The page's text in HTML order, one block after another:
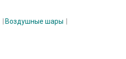
Воздушные шары